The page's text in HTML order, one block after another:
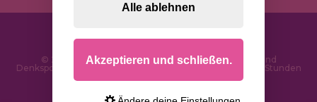
© 2026 PuzzleLaden.de - Online-Shop für Puzzles und
Denksportaufgaben im Internet. Schnelle Lieferung in 24 Stunden
Alle ablehnen
Akzeptieren und schließen.